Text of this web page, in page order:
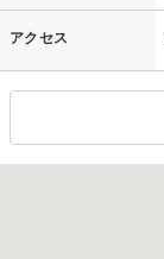
アクセス